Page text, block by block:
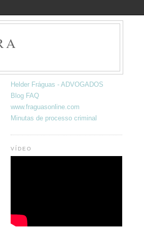
Helder Fráguas - ADVOGADOS
Blog FAQ
www.fraguasonline.com
Minutas de processo criminal
VÍDEO